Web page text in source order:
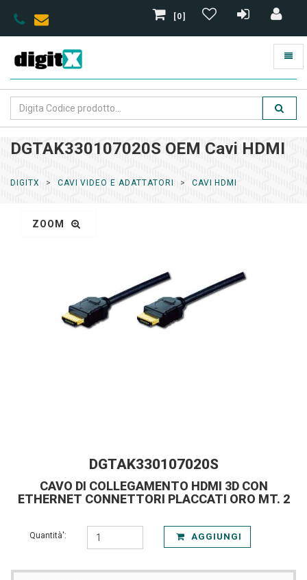
[0]
DGTAK330107020S OEM Cavi HDMI
DIGITX CAVI VIDEO E ADATTATORI CAVI HDMI
ZOOM
DGTAK330107020S
CAVO DI COLLEGAMENTO HDMI 3D CON
ETHERNET CONNETTORI PLACCATI ORO MT. 2
Quantità': AGGIUNGI